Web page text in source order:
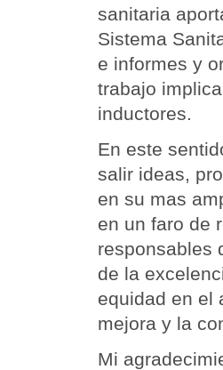
sanitaria
Sistema
e informes y
trabajo
inductores.
En este
salir ideas,
en su mas
en un faro de
responsables
de la
equidad en el
mejora y la
Mi